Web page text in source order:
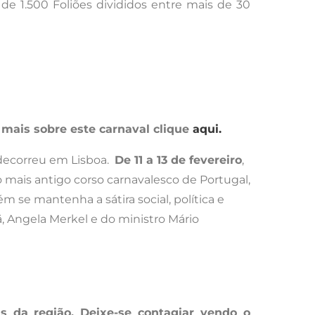
1.500 Foliões divididos entre mais de 30
sobre este carnaval clique aqui.
em Lisboa. De 11 a 13 de fevereiro,
mais antigo corso carnavalesco de Portugal,
se mantenha a sátira social, política e
Angela Merkel e do ministro Mário